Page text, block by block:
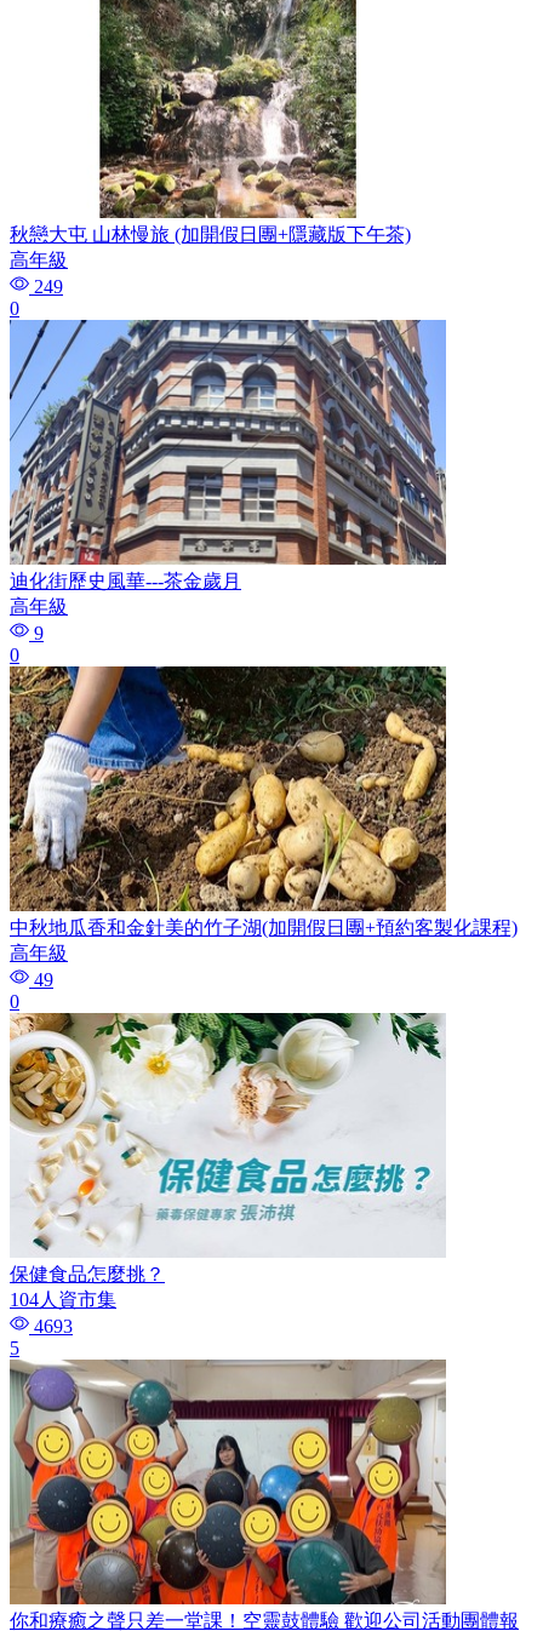
秋戀大屯 山林慢旅 (加開假日團+隱藏版下午茶)
高年級
249
0
迪化街歷史風華---茶金歲月
高年級
9
0
中秋地瓜香和金針美的竹子湖(加開假日團+預約客製化課程)
高年級
49
0
保健食品怎麼挑？
104人資市集
4693
5
你和療癒之聲只差一堂課！空靈鼓體驗 歡迎公司活動團體報